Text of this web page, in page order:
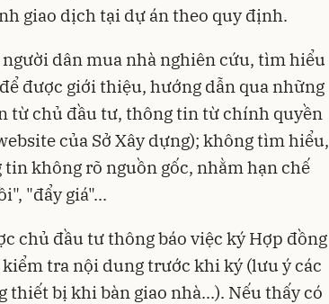
giao dịch tại dự án theo quy định.
người dân mua nhà nghiên cứu, tìm hiểu
được giới thiệu, hướng dẫn qua những
từ chủ đầu tư, thông tin từ chính quyền
của Sở Xây dựng); không tìm hiểu,
không rõ nguồn gốc, nhằm hạn chế
"đẩy giá"...
chủ đầu tư thông báo việc ký Hợp đồng
tra nội dung trước khi ký (lưu ý các
thiết bị khi bàn giao nhà...). Nếu thấy có